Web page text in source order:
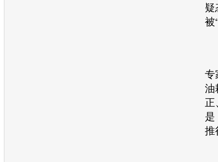
疑
被
专
油
正
是
推